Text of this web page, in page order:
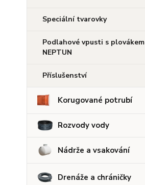
Speciální tvarovky
Podlahové vpusti s plovákem
NEPTUN
Příslušenství
Korugované potrubí
Rozvody vody
Nádrže a vsakování
Drenáže a chráničky